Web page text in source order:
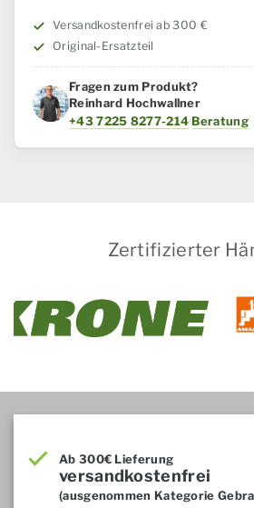
Menge
Versandkostenfrei ab 300 €
Original-Ersatzteil
Fragen zum Produkt?
Reinhard Hochwallner
+43 7225 8277-214·Beratung
Zertifizierter
Ab 300€ Lieferung
versandkostenfrei
(ausgenommen Kategorie